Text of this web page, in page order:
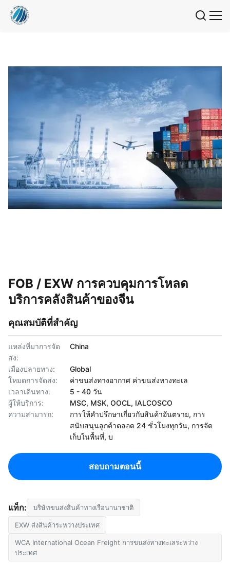
FOB / EXW การควบคุมการโหลด
บริการคลังสินค้าของจีน
คุณสมบัติที่สำคัญ
แหล่งที่มาการจัด
ส่ง:
China
เมืองปลายทาง:
Global
โหมดการจัดส่ง:
ค่าขนส่งทางอากาศ ค่าขนส่งทางทะเล
เวลาเดินทาง:
5 - 40 วัน
ผู้ให้บริการ:
MSC, MSK, OOCL, IALCOSCO
ความสามารถ:
การให้คำปรึกษาเกี่ยวกับสินค้าอันตราย, การ
สนับสนุนลูกค้าตลอด 24 ชั่วโมงทุกวัน, การจัด
เก็บในพื้นที่, บ
สอบถามตอนนี้
แท็ก: บริษัทขนส่งสินค้าทางเรือนานาชาติ
EXW ส่งสินค้าระหว่างประเทศ
WCA International Ocean Freight การขนส่งทางทะเลระหว่าง
ประเทศ